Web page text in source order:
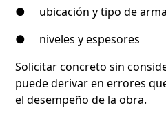
● ubicación y tipo de
● niveles y espesores
Solicitar concreto sin
puede derivar en errores
el desempeño de la obra.